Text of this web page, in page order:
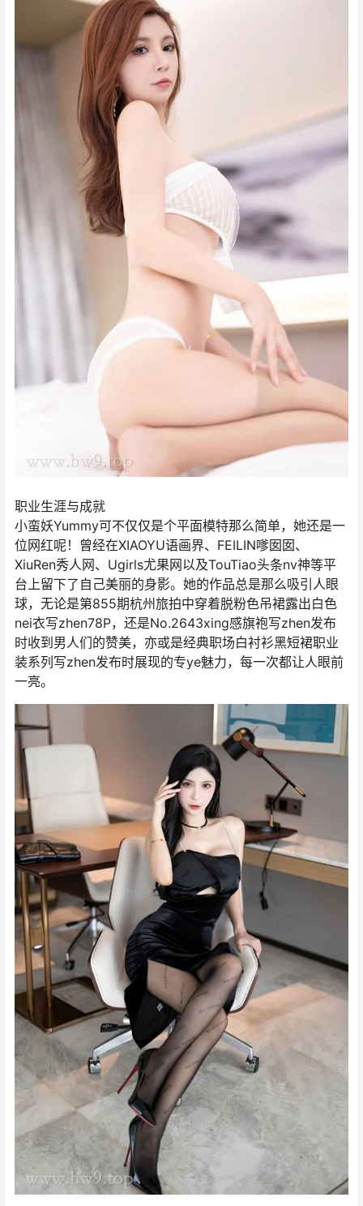
职业生涯与成就
小蛮妖Yummy可不仅仅是个平面模特那么简单，她还是一
位网红呢！曾经在XIAOYU语画界、FEILIN嗲囡囡、
XiuRen秀人网、Ugirls尤果网以及TouTiao头条nv神等平
台上留下了自己美丽的身影。她的作品总是那么吸引人眼
球，无论是第855期杭州旅拍中穿着脱粉色吊裙露出白色
nei衣写zhen78P，还是No.2643xing感旗袍写zhen发布
时收到男人们的赞美，亦或是经典职场白衬衫黑短裙职业
装系列写zhen发布时展现的专ye魅力，每一次都让人眼前
一亮。